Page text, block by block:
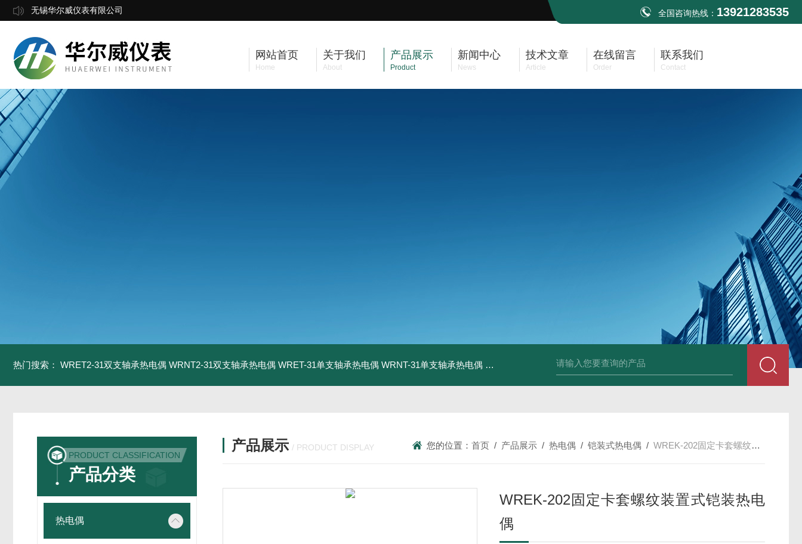
无锡华尔威仪表有限公司 全国咨询热线： 13921283535
网站首页
Home
关于我们
About
产品展示
Product
新闻中心
News
技术文章
Article
在线留言
Order
联系我们
Contact
热门搜索： WRET2-31双支轴承热电偶 WRNT2-31双支轴承热电偶 WRET-31单支轴承热电偶 WRNT-31单支轴承热电偶 WZP-731套管式热电阻 WZP2-731套管式热电阻 塑料液面计
PRODUCT CLASSIFICATION
产品分类
热电偶
产品展示 / PRODUCT DISPLAY 您的位置：首页 / 产品展示 /热电偶 /铠装式热电偶 /WREK-202固定卡套螺纹装置式铠装热电偶
WREK-202固定卡套螺纹装置式铠装热电
偶